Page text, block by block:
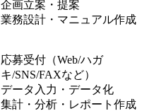
企画立案・提案
業務設計・マニュアル作成
応募受付（Web/ハガ
キ/SNS/FAXなど）
データ入力・データ化
集計・分析・レポート作成